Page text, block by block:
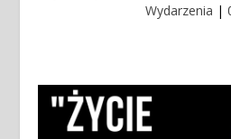
Wydarzenia |